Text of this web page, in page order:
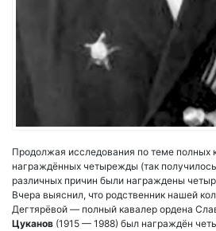
Продолжая исследования по теме полных
награждённых четырежды (так
различных причин были награждены
Вчера выяснил, что родственник нашей
Дегтярёвой — полный кавалер ордена
Цуканов (1915 — 1988) был награждён